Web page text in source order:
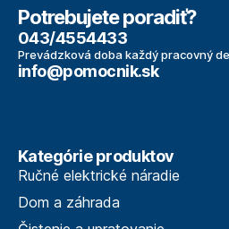
Potrebujete poradiť?
043/4554433
Prevádzková doba každý pracovný
info@pomocnik.sk
Kategórie produktov
Ručné elektrické náradie
Dom a záhrada